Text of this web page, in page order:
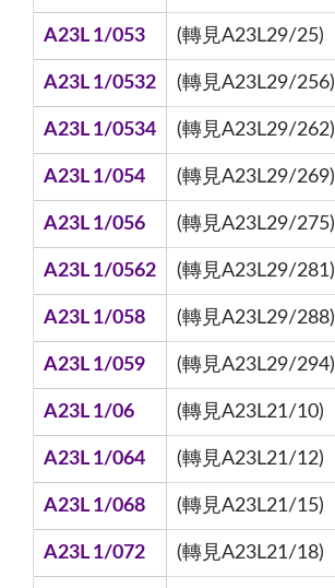
A23L 1/053 (轉見A23L29/25)
A23L 1/0532 (轉見A23L29/256)
A23L 1/0534 (轉見A23L29/262)
A23L 1/054 (轉見A23L29/269)
A23L 1/056 (轉見A23L29/275)
A23L 1/0562 (轉見A23L29/281)
A23L 1/058 (轉見A23L29/288)
A23L 1/059 (轉見A23L29/294)
A23L 1/06 (轉見A23L21/10)
A23L 1/064 (轉見A23L21/12)
A23L 1/068 (轉見A23L21/15)
A23L 1/072 (轉見A23L21/18)